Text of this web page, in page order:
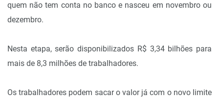
quem não tem conta no banco e nasceu em novembro ou
dezembro.
Nesta etapa, serão disponibilizados R$ 3,34 bilhões para
mais de 8,3 milhões de trabalhadores.
Os trabalhadores podem sacar o valor já com o novo limite